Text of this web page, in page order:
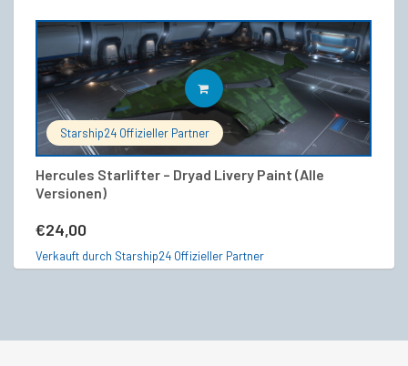
Starship24 Offizieller Partner
Hercules Starlifter – Dryad Livery Paint (Alle
Versionen)
€24,00
IN DEN WARENKORB
Verkauft durch Starship24 Offizieller Partner